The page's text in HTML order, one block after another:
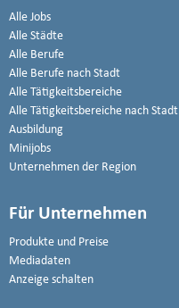
Alle Jobs
Alle Städte
Alle Berufe
Alle Berufe nach Stadt
Alle Tätigkeitsbereiche
Alle Tätigkeitsbereiche nach Stadt
Ausbildung
Minijobs
Unternehmen der Region
Für Unternehmen
Produkte und Preise
Mediadaten
Anzeige schalten